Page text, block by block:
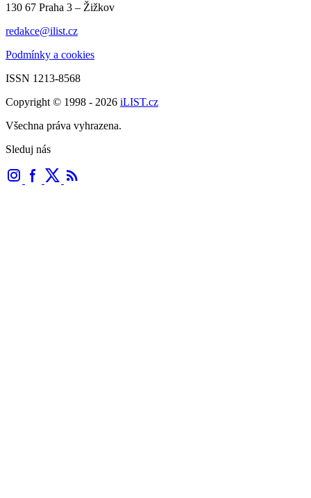
130 67 Praha 3 – Žižkov
redakce@ilist.cz
Podmínky a cookies
ISSN 1213-8568
Copyright © 1998 - 2026 iLIST.cz
Všechna práva vyhrazena.
Sleduj nás